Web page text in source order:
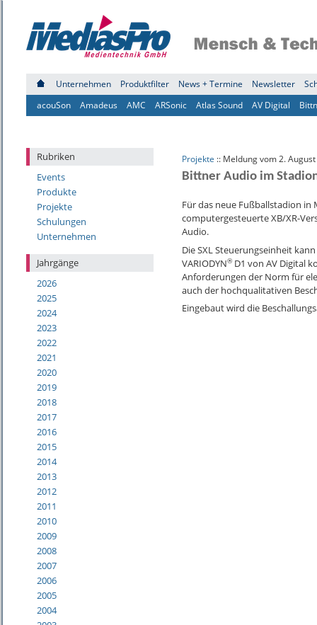
Unternehmen Produktfilter News + Termine Newsletter
acouSon
Amadeus AMC ARSonic Atlas Sound AV Digital
Rubriken
Events
Produkte
Projekte
Schulungen
Unternehmen
Jahrgänge
2026
2025
2024
2023
2022
2021
2020
2019
2018
2017
2016
2015
2014
2013
2012
2011
2010
2009
2008
2007
2006
2005
2004
Projekte :: Meldung vom 2.
Bittner Audio im
Für das neue Fußballstadion
computergesteuerte XB/XR-
Audio.
Die SXL Steuerungseinheit
VARIODYN® D1 von AV Digital
Anforderungen der Norm für
auch der hochqualitativen
Eingebaut wird die